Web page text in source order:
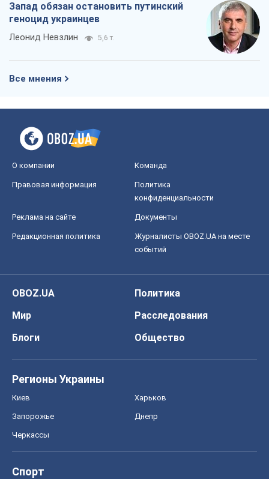
Запад обязан остановить путинский
геноцид украинцев
Леонид Невзлин 5,6 т.
Все мнения
О компании Команда
Правовая информация
Политика
конфиденциальности
Реклама на сайте Документы
Редакционная политика
Журналисты OBOZ.UA на месте
событий
OBOZ.UA
Политика
Мир
Расследования
Блоги
Общество
Регионы Украины
Киев Харьков
Запорожье Днепр
Черкассы
Спорт